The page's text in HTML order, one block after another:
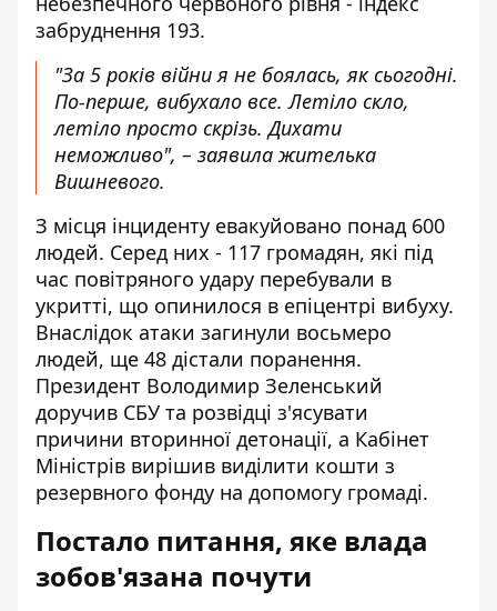
забруднення 193.
"За 5 років війни я не боялась, як сьогодні.
По-перше, вибухало все. Летіло скло,
летіло просто скрізь. Дихати
неможливо", – заявила жителька
Вишневого.
З місця інциденту евакуйовано понад 600
людей. Серед них - 117 громадян, які під
час повітряного удару перебували в
укритті, що опинилося в епіцентрі вибуху.
Внаслідок атаки загинули восьмеро
людей, ще 48 дістали поранення.
Президент Володимир Зеленський
доручив СБУ та розвідці з'ясувати
причини вторинної детонації, а Кабінет
Міністрів вирішив виділити кошти з
резервного фонду на допомогу громаді.
Постало питання, яке влада
зобов'язана почути